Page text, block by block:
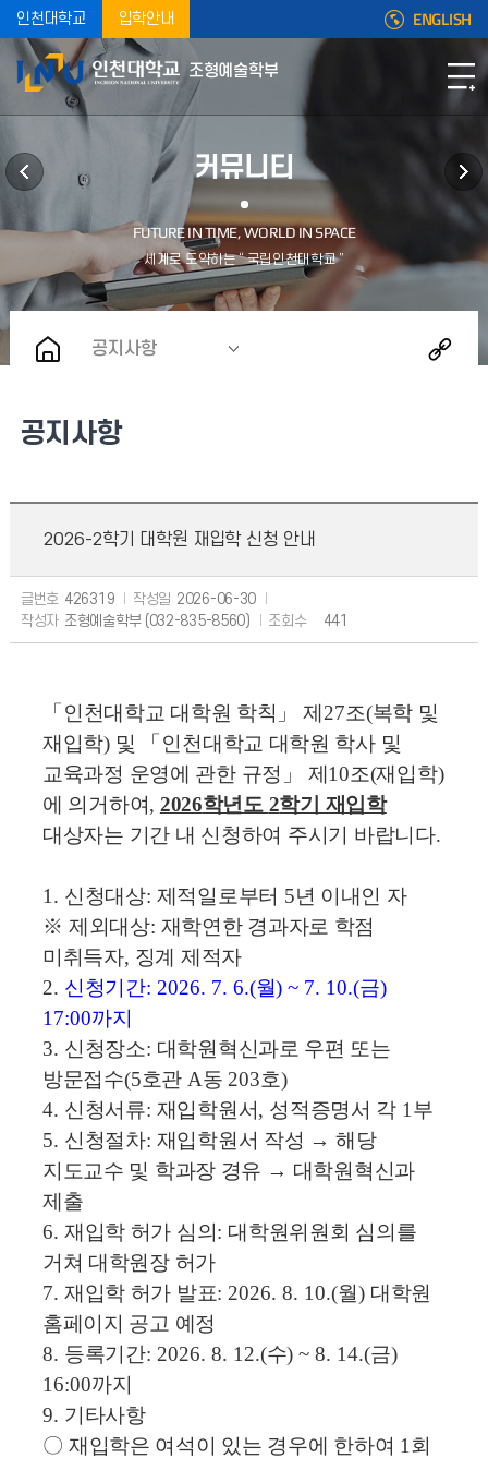
인천대학교 입학안내 ENGLISH
조형예술학부
커뮤니티
공지사항
공지사항
2026-2학기 대학원 재입학 신청 안내
글번호 426319 작성일 2026-06-30
작성자 조형예술학부 (032-835-8560) 조회수 441
「인천대학교 대학원 학칙 」제27조(복학 및
재입학) 및 「인천대학교 대학원 학사 및
교육과정 운영에 관한 규정 」 제10조(재입학)
에 의거하여, 2026학년도 2학기 재입학
대상자는 기간 내 신청하여 주시기 바랍니다.
1. 신청대상: 제적일로부터 5년 이내인 자
※ 제외대상: 재학연한 경과자로 학점
미취득자, 징계 제적자
2. 신청기간: 2026. 7. 6.(월) ~ 7. 10.(금)
17:00까지
3. 신청장소: 대학원혁신과로 우편 또는
방문접수(5호관 A동 203호)
4. 신청서류: 재입학원서, 성적증명서 각 1 부
5. 신청절차: 재입학원서 작성 →해당
지도교수 및 학과장 경유 → 대학원혁신과
제출
6. 재입학 허가 심의: 대학원위원회 심의를
거쳐 대학원장 허가
7. 재입학 허가 발표: 2026. 8. 10.(월) 대학원
홈페이지 공고 예정
8. 등록기간: 2026. 8. 12.(수) ~ 8. 14.(금)
16:00까지
9. 기타사항
〇 재입학은 여석이 있는 경우에 한하여 1 회